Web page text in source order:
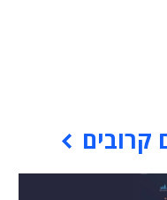
קרובים